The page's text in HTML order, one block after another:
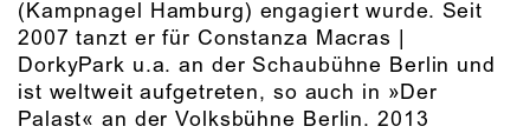
(Kampnagel Hamburg) engagiert wurde. Seit
2007 tanzt er für Constanza Macras |
DorkyPark u.a. an der Schaubühne Berlin und
ist weltweit aufgetreten, so auch in »Der
Palast« an der Volksbühne Berlin. 2013